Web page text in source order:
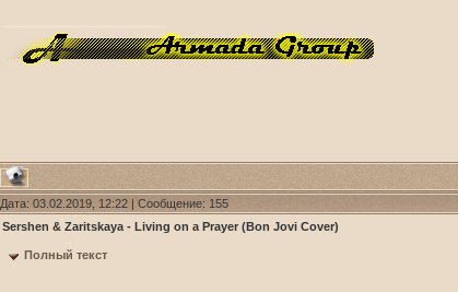
Дата: 03.02.2019, 12:22 | Сообщение: 155
Sershen & Zaritskaya - Living on a Prayer (Bon Jovi Cover)
Полный текст